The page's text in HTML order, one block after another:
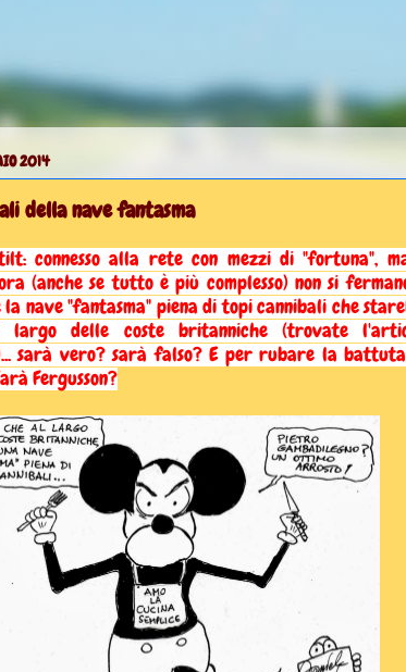
2014
della nave fantasma
connesso alla rete con mezzi di "fortuna",
(anche se tutto è più complesso) non si
nave "fantasma" piena di topi cannibali che
largo delle coste britanniche (trovate
sarà vero? sarà falso? E per rubare la
Fergusson?